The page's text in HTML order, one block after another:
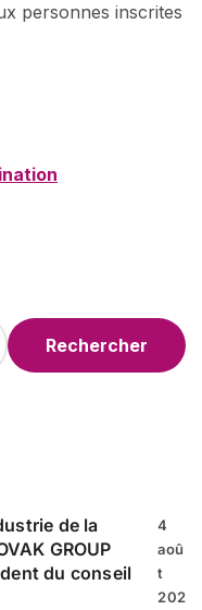
personnes inscrites
de la
GROUP
du conseil
4
aoû
t
202